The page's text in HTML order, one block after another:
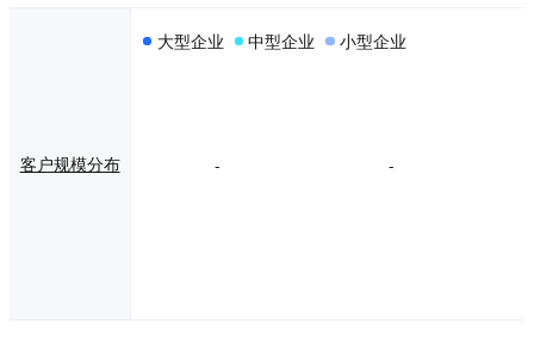
客户规模分布
大型企业 中型企业 小型企业
- -